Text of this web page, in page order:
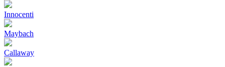
Innocenti
Maybach
Callaway